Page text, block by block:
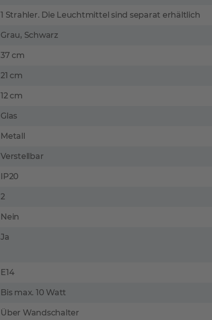
1 Strahler. Die Leuchtmittel sind separat erhältlich
Grau, Schwarz
37 cm
21 cm
12 cm
Glas
Metall
Verstellbar
IP20
2
Nein
Ja
E14
Bis max. 10 Watt
Über Wandschalter